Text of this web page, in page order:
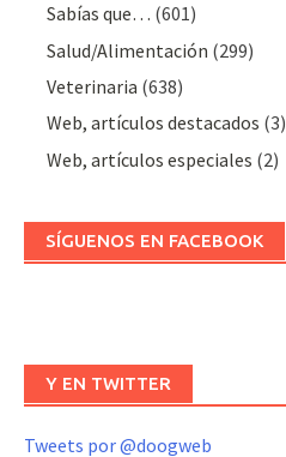
Sabías que… (601)
Salud/Alimentación (299)
Veterinaria (638)
Web, artículos destacados (3)
Web, artículos especiales (2)
SÍGUENOS EN FACEBOOK
Y EN TWITTER
Tweets por @doogweb